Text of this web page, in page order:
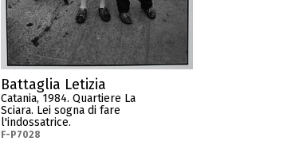
Battaglia Letizia
Catania, 1984. Quartiere La
Sciara. Lei sogna di fare
l'indossatrice.
F-P7028